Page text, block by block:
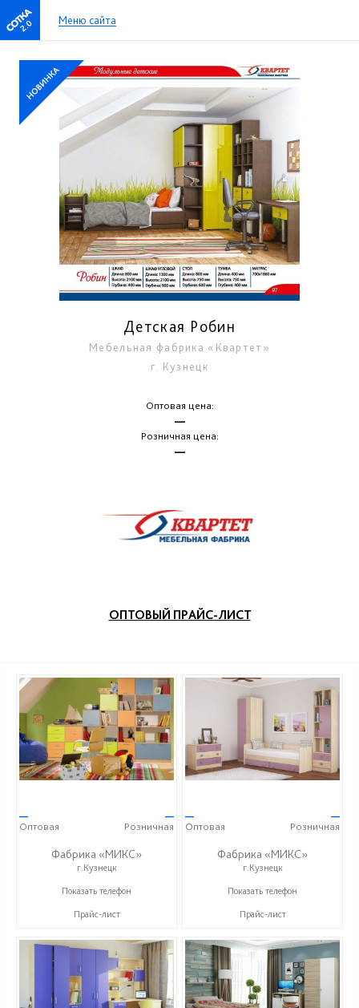
2.0 Меню сайта
Детская Робин
Мебельная фабрика «Квартет»
г. Кузнецк
Оптовая цена:
—
Розничная цена:
—
ОПТОВЫЙ ПРАЙС-ЛИСТ
—
Оптовая
—
Розничная
Фабрика «МИКС»
г.Кузнецк
+7 (937) 423-36-37
Показать телефон
Прайс-лист
—
Оптовая
—
Розничная
Фабрика «МИКС»
г.Кузнецк
+7 (937) 423-36-37
Показать телефон
Прайс-лист